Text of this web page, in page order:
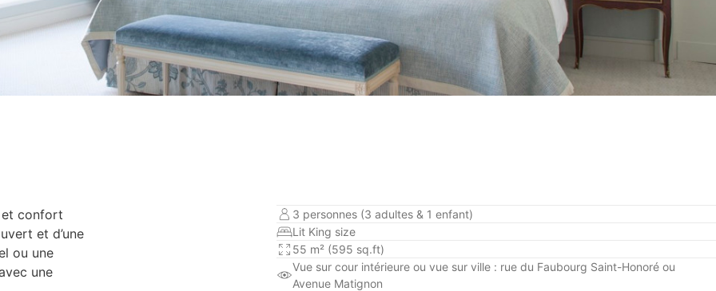
et confort
et d’une
ou une
une
3 personnes (3 adultes & 1 enfant)
Lit King size
55 m² (595 sq.ft)
Vue sur cour intérieure ou vue sur ville : rue du Faubourg Saint-Honoré ou
Avenue Matignon